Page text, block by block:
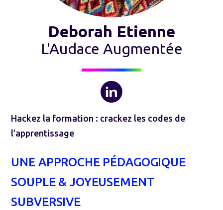
Deborah Etienne
L'Audace Augmentée
Hackez la formation : crackez les codes de
l’apprentissage
UNE APPROCHE PÉDAGOGIQUE
SOUPLE & JOYEUSEMENT
SUBVERSIVE